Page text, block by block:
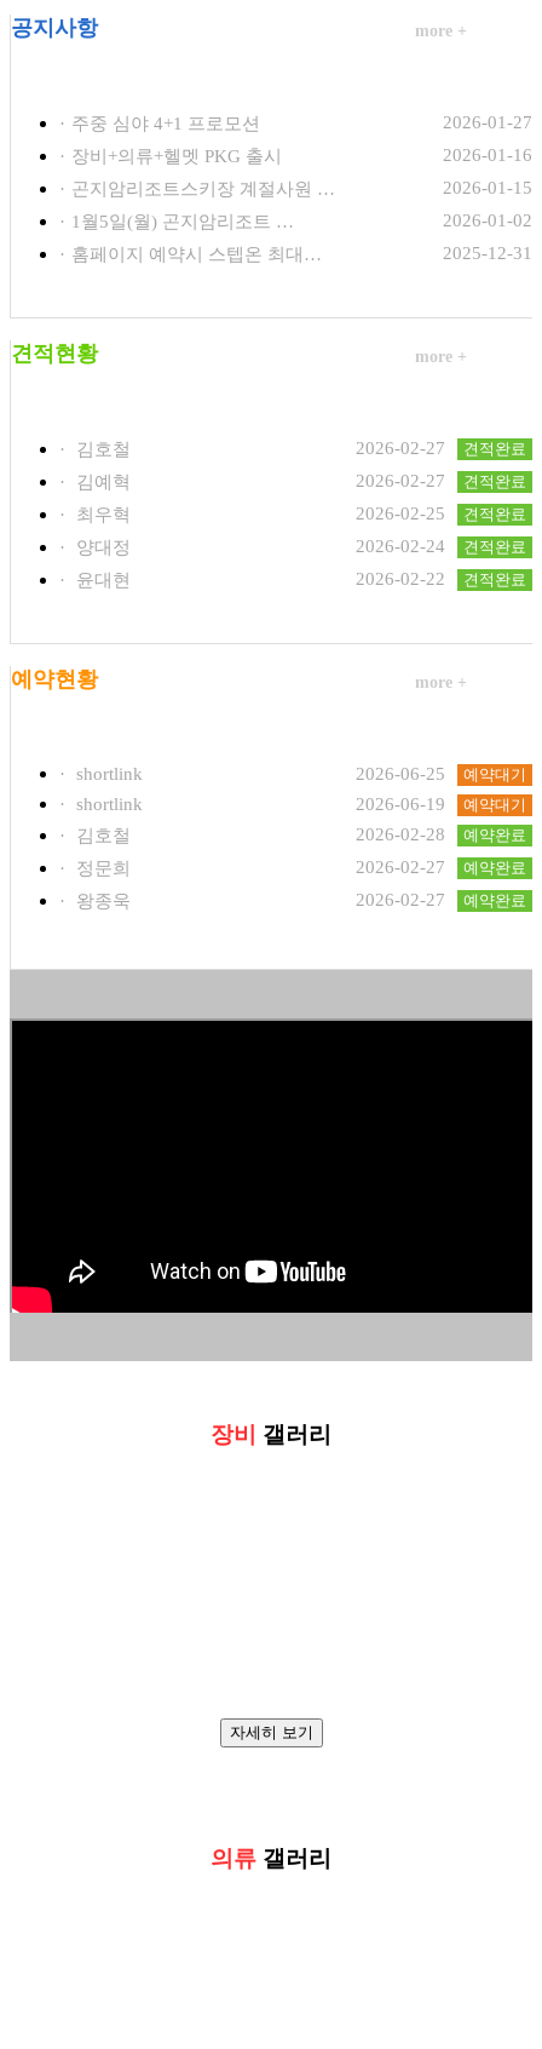
공지사항 more +
· 주중 심야 4+1 프로모션
2026-01-27
· 장비+의류+헬멧 PKG 출시
2026-01-16
· 곤지암리조트스키장 계절사원 …
2026-01-15
· 1월5일(월) 곤지암리조트 …
2026-01-02
· 홈페이지 예약시 스텝온 최대… 2025-12-31
견적현황 more +
· 김호철 견적완료
2026-02-27
·
김예혁 견적완료
2026-02-27
·
최우혁 견적완료
2026-02-25
·
양대정 견적완료
2026-02-24
·
윤대현 견적완료
2026-02-22
예약현황 more +
· shortlink 예약대기
2026-06-25
·
shortlink 예약대기
2026-06-19
·
김호철 예약완료
2026-02-28
·
정문희 예약완료
2026-02-27
·
왕종욱 예약완료
2026-02-27
장비 갤러리
자세히 보기
의류 갤러리